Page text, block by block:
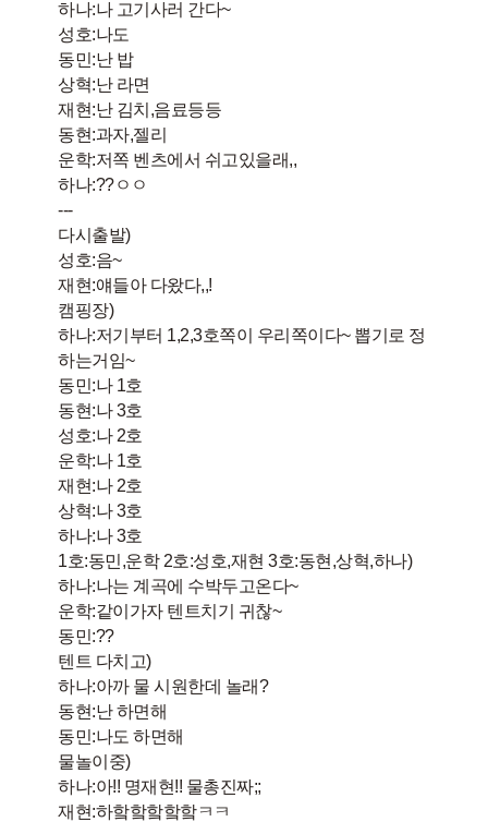
하나:나 고기사러 간다~
성호:나도
동민:난 밥
상혁:난 라면
재현:난 김치,음료등등
동현:과자,젤리
운학:저쪽 벤츠에서 쉬고있을래,,
하나:??ㅇㅇ
---
다시출발)
성호:음~
재현:얘들아 다왔다,,!
캠핑장)
하나:저기부터 1,2,3호쪽이 우리쪽이다~ 뽑기로 정
하는거임~
동민:나 1호
동현:나 3호
성호:나 2호
운학:나 1호
재현:나 2호
상혁:나 3호
하나:나 3호
1호:동민,운학 2호:성호,재현 3호:동현,상혁,하나)
하나:나는 계곡에 수박두고온다~
운학:같이가자 텐트치기 귀찮~
동민:??
텐트 다치고)
하나:아까 물 시원한데 놀래?
동현:난 하면해
동민:나도 하면해
물놀이중)
하나:아!! 명재현!! 물총진짜;;
재현:하핰핰핰핰핰ㅋㅋ